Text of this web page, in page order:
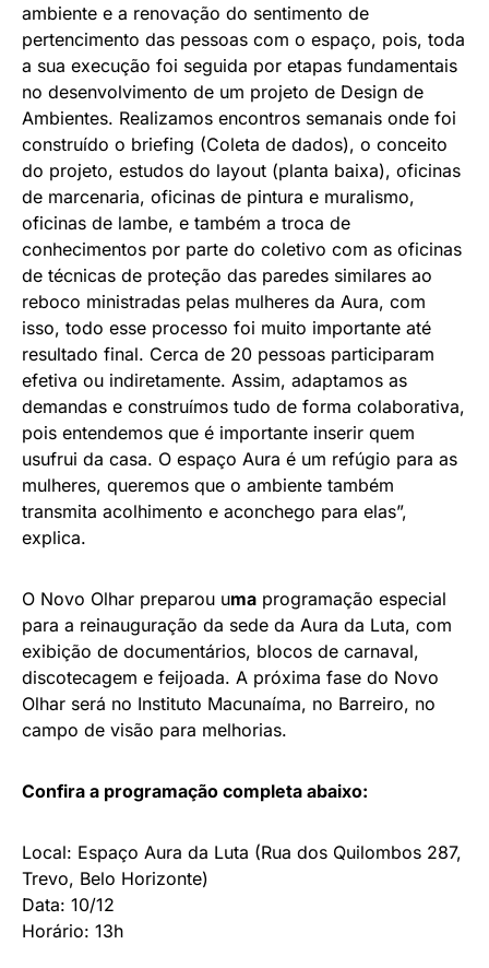
ambiente e a renovação do sentimento de
pertencimento das pessoas com o espaço, pois, toda
a sua execução foi seguida por etapas fundamentais
no desenvolvimento de um projeto de Design de
Ambientes. Realizamos encontros semanais onde foi
construído o briefing (Coleta de dados), o conceito
do projeto, estudos do layout (planta baixa), oficinas
de marcenaria, oficinas de pintura e muralismo,
oficinas de lambe, e também a troca de
conhecimentos por parte do coletivo com as oficinas
de técnicas de proteção das paredes similares ao
reboco ministradas pelas mulheres da Aura, com
isso, todo esse processo foi muito importante até
resultado final. Cerca de 20 pessoas participaram
efetiva ou indiretamente. Assim, adaptamos as
demandas e construímos tudo de forma colaborativa,
pois entendemos que é importante inserir quem
usufrui da casa. O espaço Aura é um refúgio para as
mulheres, queremos que o ambiente também
transmita acolhimento e aconchego para elas”,
explica.
O Novo Olhar preparou uma programação especial
para a reinauguração da sede da Aura da Luta, com
exibição de documentários, blocos de carnaval,
discotecagem e feijoada. A próxima fase do Novo
Olhar será no Instituto Macunaíma, no Barreiro, no
campo de visão para melhorias.
Confira a programação completa abaixo:
Local: Espaço Aura da Luta (Rua dos Quilombos 287,
Trevo, Belo Horizonte)
Data: 10/12
Horário: 13h